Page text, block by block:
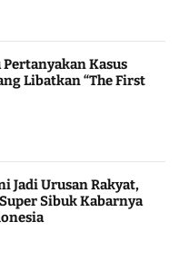
Kasus
Libatkan “The First
Jadi Urusan Rakyat,
Sibuk Kabarnya